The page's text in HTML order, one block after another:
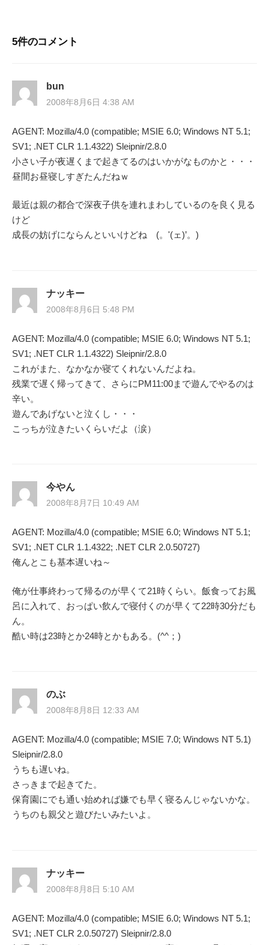
ビ
ー
シ
ョ
ン
5件のコメント
bun
2008年8月6日 4:38 AM
AGENT: Mozilla/4.0 (compatible; MSIE 6.0; Windows NT 5.1;
SV1; .NET CLR 1.1.4322) Sleipnir/2.8.0
小さい子が夜遅くまで起きてるのはいかがなものかと・・・
昼間お昼寝しすぎたんだねｗ
最近は親の都合で深夜子供を連れまわしているのを良く見る
けど
成長の妨げにならんといいけどね (。'(ェ)’。)
ナッキー
2008年8月6日 5:48 PM
AGENT: Mozilla/4.0 (compatible; MSIE 6.0; Windows NT 5.1;
SV1; .NET CLR 1.1.4322) Sleipnir/2.8.0
これがまた、なかなか寝てくれないんだよね。
残業で遅く帰ってきて、さらにPM11:00まで遊んでやるのは
辛い。
遊んであげないと泣くし・・・
こっちが泣きたいくらいだよ（涙）
今やん
2008年8月7日 10:49 AM
AGENT: Mozilla/4.0 (compatible; MSIE 6.0; Windows NT 5.1;
SV1; .NET CLR 1.1.4322; .NET CLR 2.0.50727)
俺んとこも基本遅いね～
俺が仕事終わって帰るのが早くて21時くらい。飯食ってお風
呂に入れて、おっぱい飲んで寝付くのが早くて22時30分だも
ん。
酷い時は23時とか24時とかもある。(^^；)
のぶ
2008年8月8日 12:33 AM
AGENT: Mozilla/4.0 (compatible; MSIE 7.0; Windows NT 5.1)
Sleipnir/2.8.0
うちも遅いね。
さっきまで起きてた。
保育園にでも通い始めれば嫌でも早く寝るんじゃないかな。
うちのも親父と遊びたいみたいよ。
ナッキー
2008年8月8日 5:10 AM
AGENT: Mozilla/4.0 (compatible; MSIE 6.0; Windows NT 5.1;
SV1; .NET CLR 2.0.50727) Sleipnir/2.8.0